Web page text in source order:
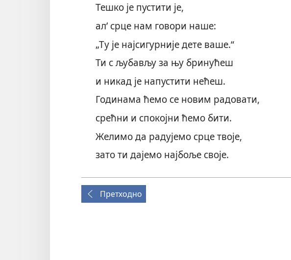
Тешко је пустити је,
ал’ срце нам говори наше:
„Ту је најсигурније дете ваше.“
Ти с љубављу за њу бринућеш
и никад је напустити нећеш.
Годинама ћемо се новим радовати,
срећни и спокојни ћемо бити.
Желимо да радујемо срце твоје,
зато ти дајемо најбоље своје.
Претходно